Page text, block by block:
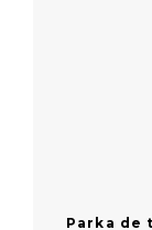
Parka de